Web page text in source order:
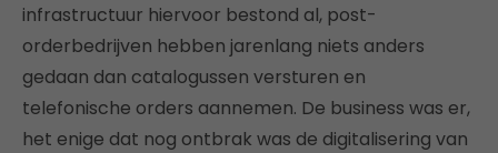
infrastructuur hiervoor bestond al, post-
orderbedrijven hebben jarenlang niets anders
gedaan dan catalogussen versturen en
telefonische orders aannemen. De business was er,
het enige dat nog ontbrak was de digitalisering van